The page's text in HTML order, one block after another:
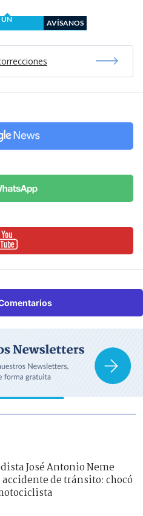
UN
AVÍSANOS
José Antonio Neme
de tránsito: chocó